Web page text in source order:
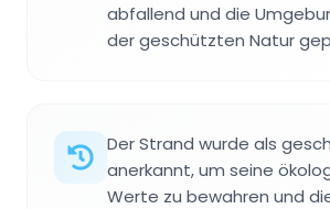
abfallend und die
der geschützten Natur
Der Strand wurde als
anerkannt, um seine
Werte zu bewahren und